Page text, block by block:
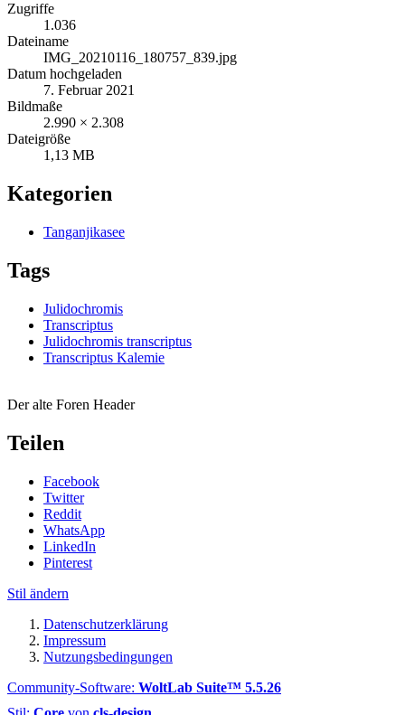
Zugriffe
1.036
Dateiname
IMG_20210116_180757_839.jpg
Datum hochgeladen
7. Februar 2021
Bildmaße
2.990 × 2.308
Dateigröße
1,13 MB
Kategorien
Tanganjikasee
Tags
Julidochromis
Transcriptus
Julidochromis transcriptus
Transcriptus Kalemie
Der alte Foren Header
Teilen
Facebook
Twitter
Reddit
WhatsApp
LinkedIn
Pinterest
Stil ändern
Datenschutzerklärung
Impressum
Nutzungsbedingungen
Community-Software: WoltLab Suite™ 5.5.26